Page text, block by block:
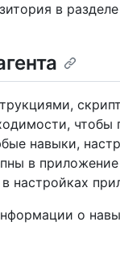
в
чтобы
навыки,
в
настройках
о